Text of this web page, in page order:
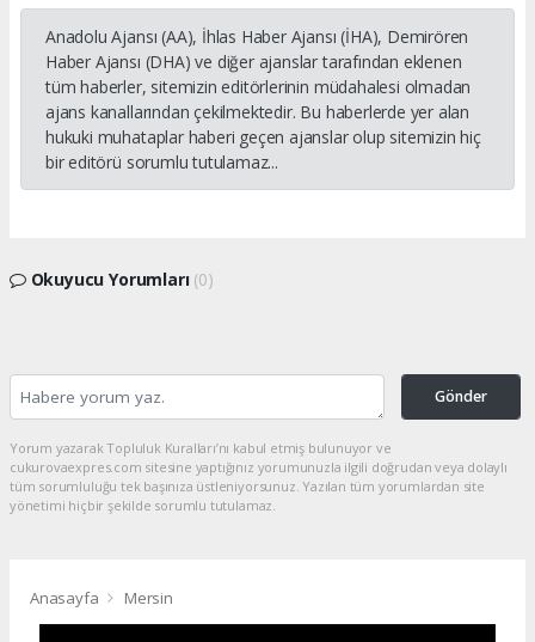
Anadolu Ajansı (AA), İhlas Haber Ajansı (İHA), Demirören
Haber Ajansı (DHA) ve diğer ajanslar tarafından eklenen
tüm haberler, sitemizin editörlerinin müdahalesi olmadan
ajans kanallarından çekilmektedir. Bu haberlerde yer alan
hukuki muhataplar haberi geçen ajanslar olup sitemizin hiç
bir editörü sorumlu tutulamaz...
Okuyucu Yorumları (0)
Gönder
Yorum yazarak Topluluk Kuralları’nı kabul etmiş bulunuyor ve
cukurovaexpres.com sitesine yaptığınız yorumunuzla ilgili doğrudan veya dolaylı
tüm sorumluluğu tek başınıza üstleniyorsunuz. Yazılan tüm yorumlardan site
yönetimi hiçbir şekilde sorumlu tutulamaz.
Anasayfa Mersin